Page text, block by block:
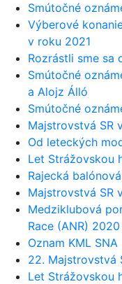
Smútočné
Výberové
v roku 2021
Rozrástli sme sa
Smútočné
a Alojz Álló
Smútočné
Majstrovstvá SR
Od leteckých
Let Strážovskou
Rajecká
Majstrovstvá SR
Medziklubová
Race (ANR) 2020
Oznam KML SNA
22. Majstrovstvá
Let Strážovskou